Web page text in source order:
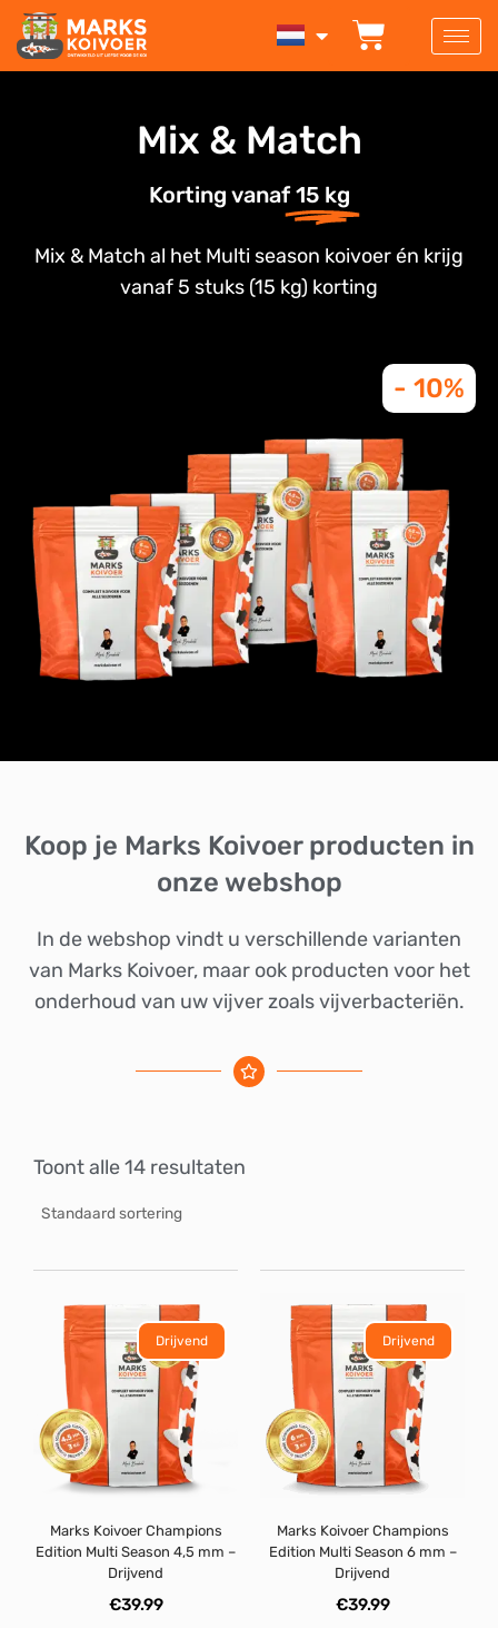
naar
de
Mix & Match
Korting vanaf 15 kg
Mix & Match al het Multi season koivoer én krijg
vanaf 5 stuks (15 kg) korting
- 10%
Koop je Marks Koivoer producten in
onze webshop
In de webshop vindt u verschillende varianten
van Marks Koivoer, maar ook producten voor het
onderhoud van uw vijver zoals vijverbacteriën.
Toont alle 14 resultaten
Drijvend
Marks Koivoer Champions
Edition Multi Season 4,5 mm –
Drijvend
€39.99
Drijvend
Marks Koivoer Champions
Edition Multi Season 6 mm –
Drijvend
€39.99